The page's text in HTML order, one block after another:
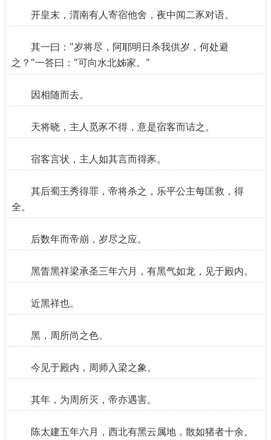
开皇末，渭南有人寄宿他舍，夜中闻二豕对语。
其一曰："岁将尽，阿耶明日杀我供岁，何处避
之？"一答曰："可向水北姊家。"
因相随而去。
天将晓，主人觅豕不得，意是宿客而诘之。
宿客言状，主人如其言而得豕。
其后蜀王秀得罪，帝将杀之，乐平公主每匡救，得
全。
后数年而帝崩，岁尽之应。
黑眚黑祥梁承圣三年六月，有黑气如龙，见于殿内。
近黑祥也。
黑，周所尚之色。
今见于殿内，周师入梁之象。
其年，为周所灭，帝亦遇害。
陈太建五年六月，西北有黑云属地，散如猪者十余。